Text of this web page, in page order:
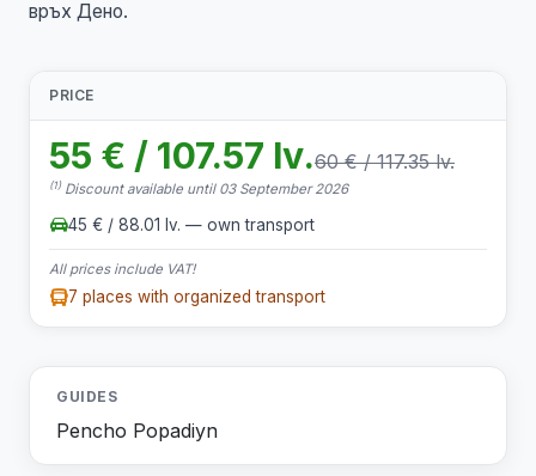
връх Дено.
PRICE
55 € / 107.57 lv.60 € / 117.35 lv.
(1)Discount available until 03 September 2026
45 € / 88.01 lv. — own transport
All prices include VAT!
7 places with organized transport
GUIDES
Pencho Popadiyn